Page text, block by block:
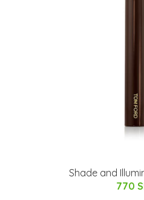
Shade and
770